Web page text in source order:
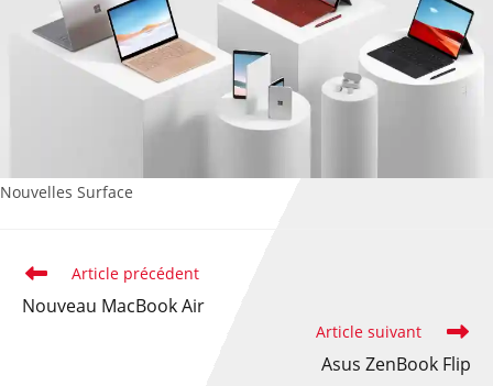
Nouvelles Surface
Article précédent
Nouveau MacBook Air
Article suivant
Asus ZenBook Flip